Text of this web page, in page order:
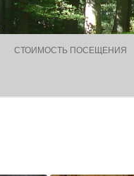
СТОИМОСТЬ ПОСЕЩЕНИЯ